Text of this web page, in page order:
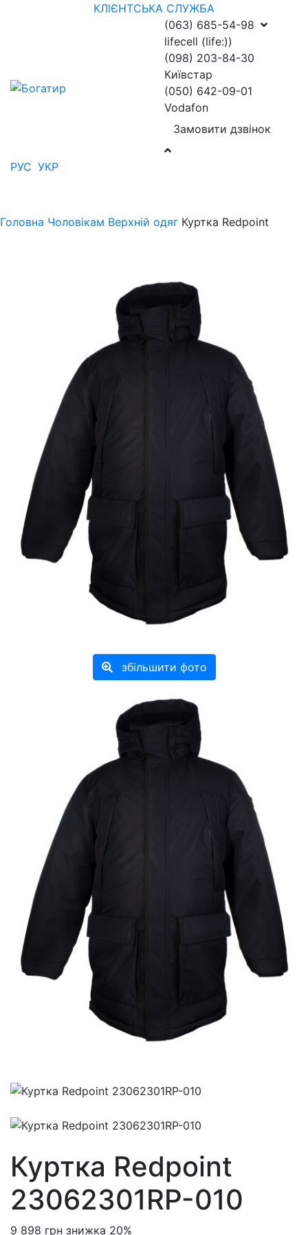
КЛІЄНТСЬКА СЛУЖБА
(063) 685-54-98
lifecell (life:))
(098) 203-84-30
Київстар
(050) 642-09-01
Vodafon
Замовити дзвінок
РУС УКР
Головна Чоловікам Верхній одяг Куртка Redpoint
збільшити фото
Куртка Redpoint
23062301RP-010
9 898 грн знижка 20%